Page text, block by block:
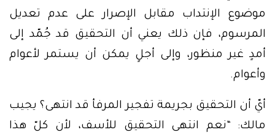
موضوع الإنتداب مقابل الإصرار على عدم تعديل
المرسوم، فإن ذلك يعني أن التحقيق قد جُمّد إلى
أمدٍ غير منظور، وإلى أجلٍ يمكن أن يستمر لأعوام
وأعوام.
أيّ أن التحقيق بجريمة تفجير المرفأ قد انتهى؟ يجيب
مالك: “نعم انتهى التحقيق للأسف، لأن كلّ هذا